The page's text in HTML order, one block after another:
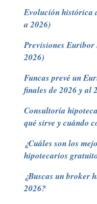
Evolución histórica
a 2026)
Previsiones
2026)
Funcas prevé un
finales de 2026 y al
Consultoría
qué sirve y cuándo
¿Cuáles son los
hipotecarios
¿Buscas un broker
2026?